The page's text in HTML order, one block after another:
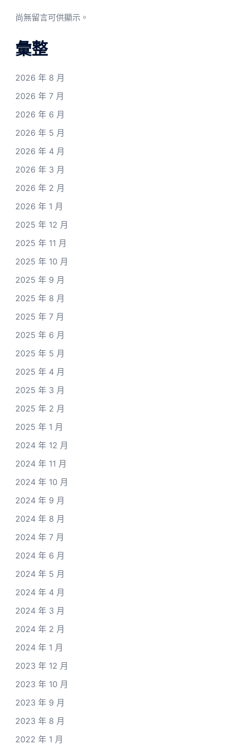
尚無留言可供顯示。
彙整
2026 年 8 月
2026 年 7 月
2026 年 6 月
2026 年 5 月
2026 年 4 月
2026 年 3 月
2026 年 2 月
2026 年 1 月
2025 年 12 月
2025 年 11 月
2025 年 10 月
2025 年 9 月
2025 年 8 月
2025 年 7 月
2025 年 6 月
2025 年 5 月
2025 年 4 月
2025 年 3 月
2025 年 2 月
2025 年 1 月
2024 年 12 月
2024 年 11 月
2024 年 10 月
2024 年 9 月
2024 年 8 月
2024 年 7 月
2024 年 6 月
2024 年 5 月
2024 年 4 月
2024 年 3 月
2024 年 2 月
2024 年 1 月
2023 年 12 月
2023 年 10 月
2023 年 9 月
2023 年 8 月
2022 年 1 月